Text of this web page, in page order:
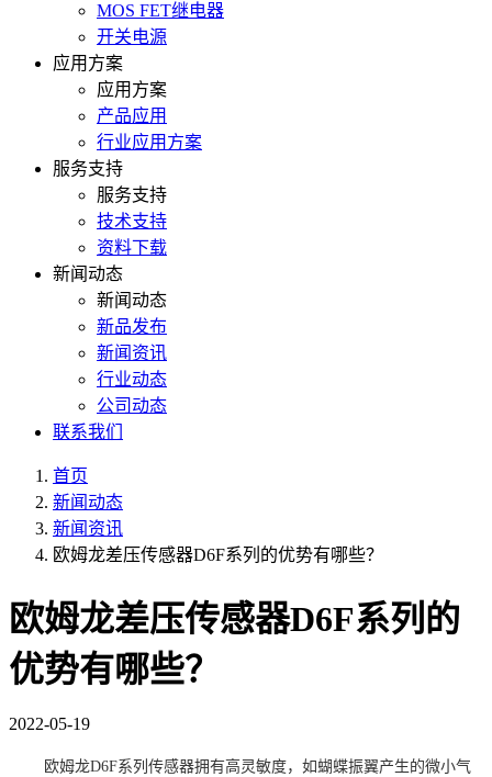
MOS FET继电器
开关电源
应用方案
应用方案
产品应用
行业应用方案
服务支持
服务支持
技术支持
资料下载
新闻动态
新闻动态
新品发布
新闻资讯
行业动态
公司动态
联系我们
首页
新闻动态
新闻资讯
欧姆龙差压传感器D6F系列的优势有哪些？
欧姆龙差压传感器D6F系列的
优势有哪些？
2022-05-19
欧姆龙D6F系列传感器拥有高灵敏度，如蝴蝶振翼产生的微小气